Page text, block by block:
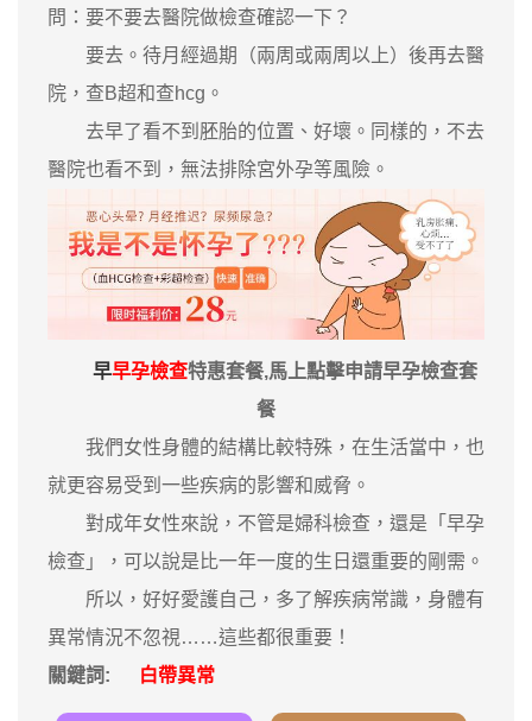
問：要不要去醫院做檢查確認一下？
要去。待月經過期（兩周或兩周以上）後再去醫
院，查B超和查hcg。
去早了看不到胚胎的位置、好壞。同樣的，不去
醫院也看不到，無法排除宮外孕等風險。
早早孕檢查特惠套餐,馬上點擊申請早孕檢查套
餐
我們女性身體的結構比較特殊，在生活當中，也
就更容易受到一些疾病的影響和威脅。
對成年女性來說，不管是婦科檢查，還是「早孕
檢查」，可以說是比一年一度的生日還重要的剛需。
所以，好好愛護自己，多了解疾病常識，身體有
異常情況不忽視……這些都很重要！
關鍵詞:
白帶異常